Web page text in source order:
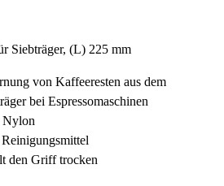
Siebträger, (L) 225 mm
von Kaffeeresten aus dem
bei Espressomaschinen
Nylon
den Griff trocken